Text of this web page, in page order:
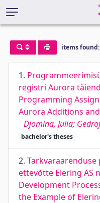
items found:
1.
registri Aurora
Programming
Aurora Additions
Djomina, Julia;
bachelor's theses
2.
ettevõtte Elering AS
Development
the Example of